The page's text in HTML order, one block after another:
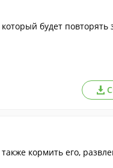
будет повторять
кормить его,